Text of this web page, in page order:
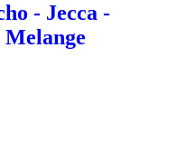
- Jecca -